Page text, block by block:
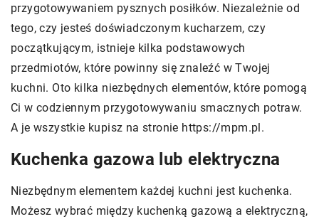
przygotowywaniem pysznych posiłków. Niezależnie od
tego, czy jesteś doświadczonym kucharzem, czy
początkującym, istnieje kilka podstawowych
przedmiotów, które powinny się znaleźć w Twojej
kuchni. Oto kilka niezbędnych elementów, które pomogą
Ci w codziennym przygotowywaniu smacznych potraw.
A je wszystkie kupisz na stronie https://mpm.pl.
Kuchenka gazowa lub elektryczna
Niezbędnym elementem każdej kuchni jest kuchenka.
Możesz wybrać między kuchenką gazową a elektryczną,